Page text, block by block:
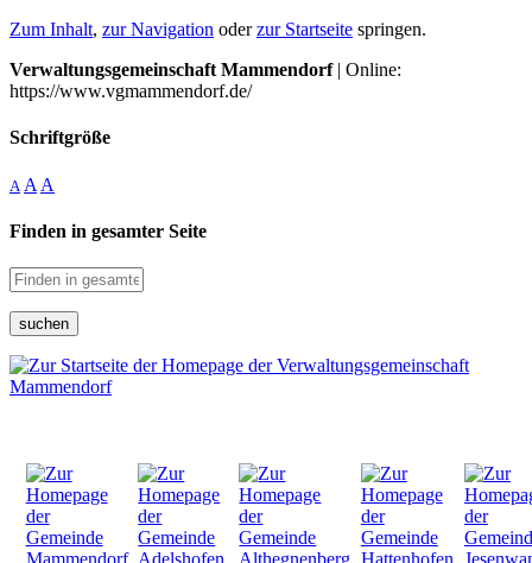
Zum Inhalt, zur Navigation oderzur Startseite springen.
Verwaltungsgemeinschaft Mammendorf| Online:
https://www.vgmammendorf.de/
Schriftgröße
A A A
Finden in gesamter Seite
suchen